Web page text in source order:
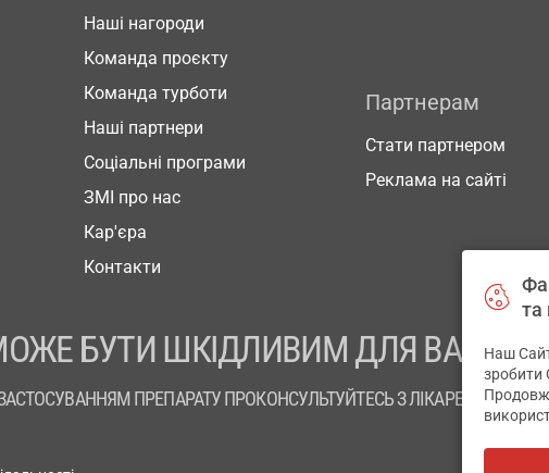
Наші нагороди
Команда проєкту
Команда турботи
Наші партнери
Соціальні програми
ЗМІ про нас
Кар'єра
Контакти
Партнерам
Стати партнером
Реклама на сайті
БУТИ ШКІДЛИВИМ ДЛЯ ВАШОГО
ПРЕПАРАТУ ПРОКОНСУЛЬТУЙТЕСЬ З ЛІКАРЕМ
та
Наш
зробити